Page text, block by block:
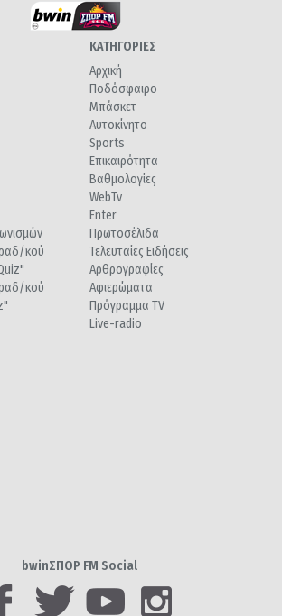
κού
κού
ΚΑΤΗΓΟΡΙΕΣ
Αρχική
Ποδόσφαιρο
Μπάσκετ
Αυτοκίνητο
Sports
Επικαιρότητα
Βαθμολογίες
WebTv
Enter
Πρωτοσέλιδα
Τελευταίες Ειδήσεις
Αρθρογραφίες
Αφιερώματα
Πρόγραμμα TV
Live-radio
bwinΣΠΟΡ FM Social